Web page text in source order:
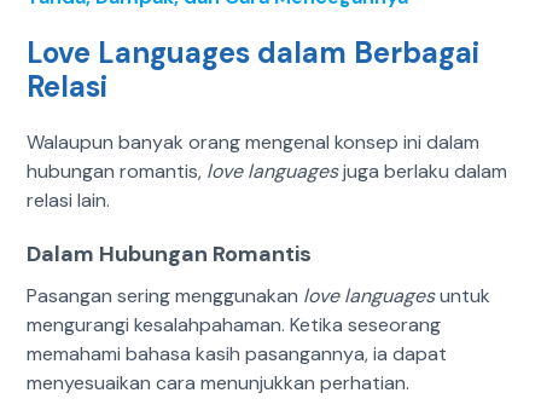
Love Languages dalam Berbagai
Relasi
Walaupun banyak orang mengenal konsep ini dalam
hubungan romantis, love languagesjuga berlaku dalam
relasi lain.
Dalam Hubungan Romantis
Pasangan sering menggunakan love languagesuntuk
mengurangi kesalahpahaman. Ketika seseorang
memahami bahasa kasih pasangannya, ia dapat
menyesuaikan cara menunjukkan perhatian.